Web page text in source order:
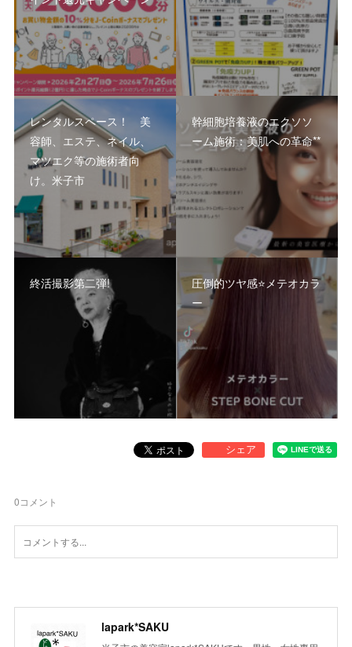
レンタルスペース！ 美
容師、エステ、ネイル、
マツエク等の施術者向
け。米子市
幹細胞培養液のエクソソ
ーム施術：美肌への革命**
終活撮影第二弾!
圧倒的ツヤ感⭐️メテオカラ
ー
0コメント
lapark*SAKU